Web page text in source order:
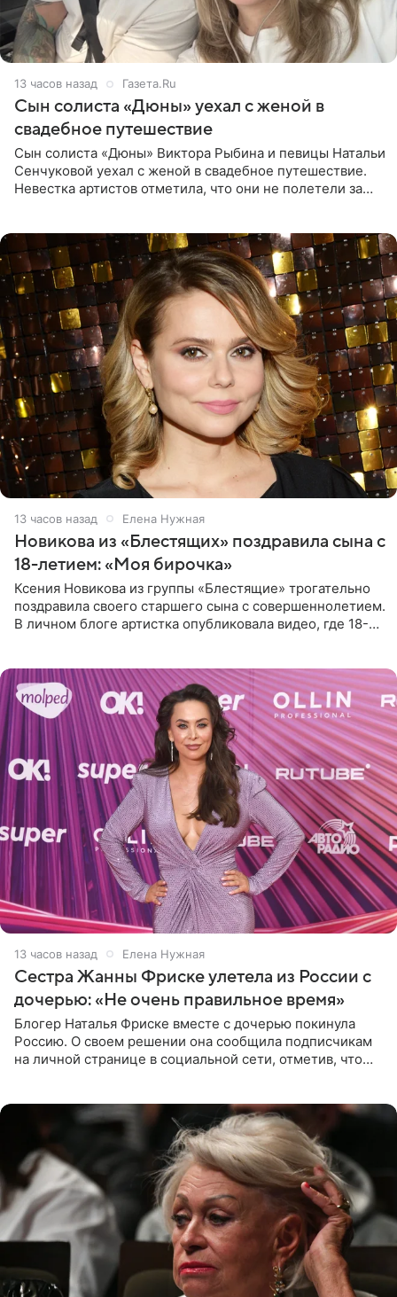
13 часов назад Газета.Ru
Сын солиста «Дюны» уехал с женой в
свадебное путешествие
Сын солиста «Дюны» Виктора Рыбина и певицы Натальи
Сенчуковой уехал с женой в свадебное путешествие.
Невестка артистов отметила, что они не полетели за
13 часов назад Елена Нужная
Новикова из «Блестящих» поздравила сына с
18-летием: «Моя бирочка»
Ксения Новикова из группы «Блестящие» трогательно
поздравила своего старшего сына с совершеннолетием.
В личном блоге артистка опубликовала видео, где 18-
13 часов назад Елена Нужная
Сестра Жанны Фриске улетела из России с
дочерью: «Не очень правильное время»
Блогер Наталья Фриске вместе с дочерью покинула
Россию. О своем решении она сообщила подписчикам
на личной странице в социальной сети, отметив, что